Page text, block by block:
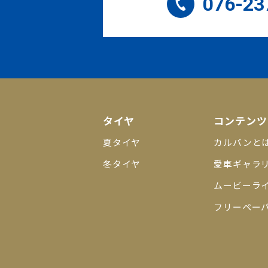
タイヤ
夏タイヤ
冬タイヤ
コンテンツ
カルバンと
愛車ギャラ
ムービーラ
フリーペー